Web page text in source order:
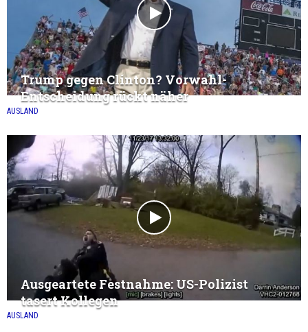
AUSLAND
Trump gegen Clinton? Vorwahl-
Entscheidung rückt näher
AUSLAND
Ausgeartete Festnahme: US-Polizist
tasert Kollegen